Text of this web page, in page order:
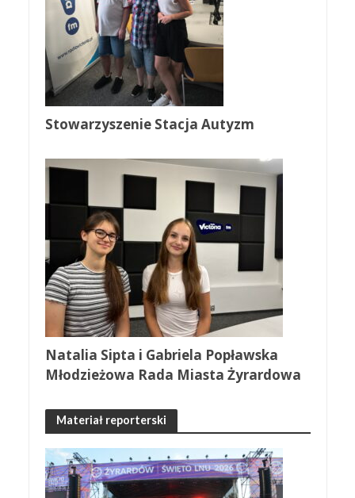
Stowarzyszenie Stacja Autyzm
Natalia Sipta i Gabriela Popławska
Młodzieżowa Rada Miasta Żyrardowa
Materiał reporterski